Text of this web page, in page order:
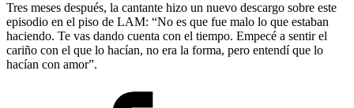
Tres meses después, la cantante hizo un nuevo descargo sobre este
episodio en el piso de LAM: “No es que fue malo lo que estaban
haciendo. Te vas dando cuenta con el tiempo. Empecé a sentir el
cariño con el que lo hacían, no era la forma, pero entendí que lo
hacían con amor”.